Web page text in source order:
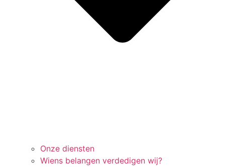
Onze diensten
Wiens belangen verdedigen wij?